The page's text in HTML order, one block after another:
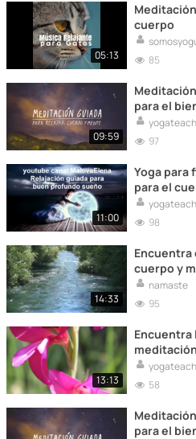
05:13
cuerpo
85
09:59
para el
97
11:00
Yoga
para el
98
14:33
Encuentra
cuerpo y
namaste
95
13:13
Encuentra
58
para el